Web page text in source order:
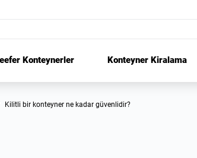
Konteynerler Konteyner Kiralama
Kilitli bir konteyner ne kadar güvenlidir?